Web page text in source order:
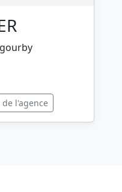
l'agence